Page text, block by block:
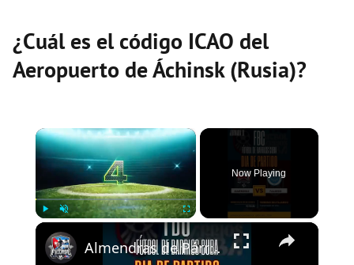
¿Cuál es el código ICAO del
Aeropuerto de Áchinsk (Rusia)?
×
Fullscreen
Now Playing
×
Almendras de Párraga VS Fajardo (Partido 72) - #futboldebarrioscuba